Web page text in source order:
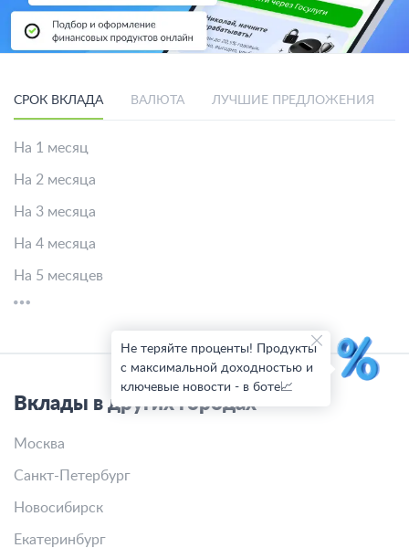
СРОК ВКЛАДА ВАЛЮТА ЛУЧШИЕ ПРЕДЛОЖЕНИЯ
На 1 месяц
На 2 месяца
На 3 месяца
На 4 месяца
На 5 месяцев
Вклады в других городах
Москва
Санкт-Петербург
Новосибирск
Екатеринбург
Не теряйте проценты! Продукты
с максимальной доходностью и
ключевые новости - в боте📈